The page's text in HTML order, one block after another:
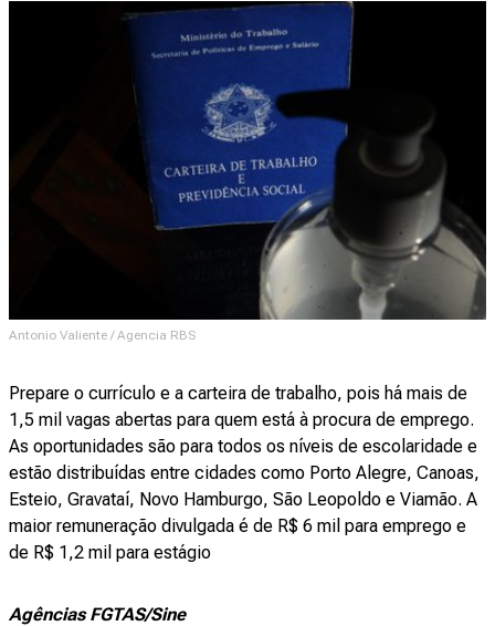
Antonio Valiente / Agencia RBS
Prepare o currículo e a carteira de trabalho, pois há mais de
1,5 mil vagas abertas para quem está à procura de emprego.
As oportunidades são para todos os níveis de escolaridade e
estão distribuídas entre cidades como Porto Alegre, Canoas,
Esteio, Gravataí, Novo Hamburgo, São Leopoldo e Viamão. A
maior remuneração divulgada é de R$ 6 mil para emprego e
de R$ 1,2 mil para estágio
Agências FGTAS/Sine